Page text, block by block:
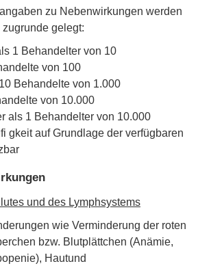
zu Nebenwirkungen werden
gelegt:
1 Behandelter von 10
von 100
Behandelte von 1.000
von 10.000
als 1 Behandelter von 10.000
gkeit auf Grundlage der verfügbaren
und des Lymphsystems
wie Verminderung der roten
bzw. Blutplättchen (Anämie,
Hautund